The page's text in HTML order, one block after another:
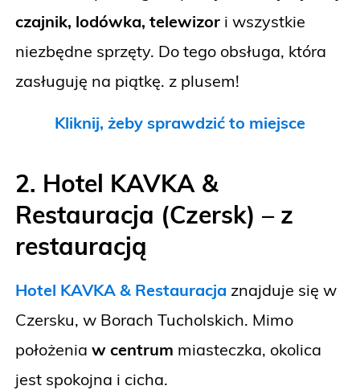
czajnik, lodówka, telewizor i wszystkie
niezbędne sprzęty. Do tego obsługa, która
zasługuję na piątkę. z plusem!
Kliknij, żeby sprawdzić to miejsce
2. Hotel KAVKA &
Restauracja (Czersk) – z
restauracją
Hotel KAVKA & Restauracja znajduje się w
Czersku, w Borach Tucholskich. Mimo
położenia w centrum miasteczka, okolica
jest spokojna i cicha.